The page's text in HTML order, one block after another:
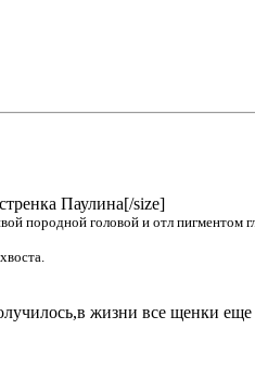
Паулина[/size]
породной головой и отл
жизни все щенки